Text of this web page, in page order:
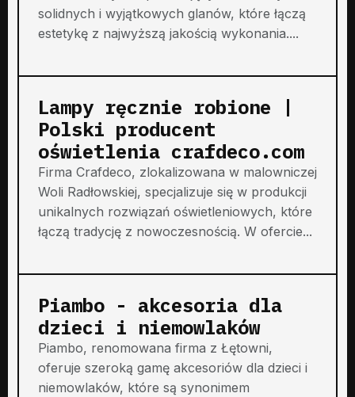
solidnych i wyjątkowych glanów, które łączą
estetykę z najwyższą jakością wykonania....
Lampy ręcznie robione |
Polski producent
oświetlenia crafdeco.com
Firma Crafdeco, zlokalizowana w malowniczej
Woli Radłowskiej, specjalizuje się w produkcji
unikalnych rozwiązań oświetleniowych, które
łączą tradycję z nowoczesnością. W ofercie...
Piambo - akcesoria dla
dzieci i niemowlaków
Piambo, renomowana firma z Łętowni,
oferuje szeroką gamę akcesoriów dla dzieci i
niemowlaków, które są synonimem